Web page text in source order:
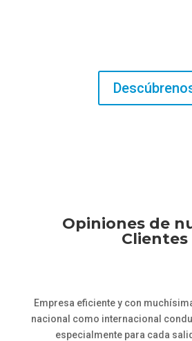
Opiniones de
Clientes
Empresa eficiente y con
nacional como internacional
especialmente para cada